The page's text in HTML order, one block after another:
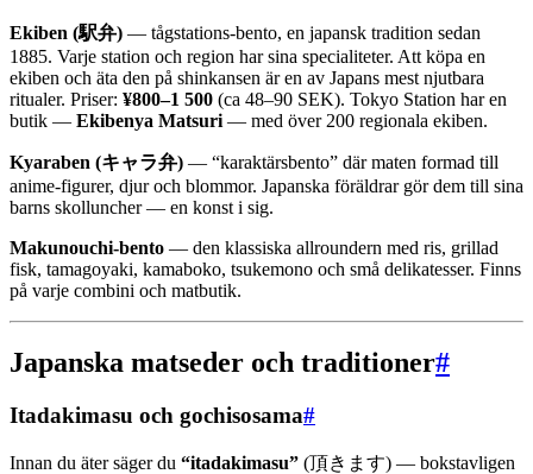
Ekiben (駅弁) — tågstations-bento, en japansk tradition sedan
1885. Varje station och region har sina specialiteter. Att köpa en
ekiben och äta den på shinkansen är en av Japans mest njutbara
ritualer. Priser: ¥800–1 500 (ca 48–90 SEK). Tokyo Station har en
butik — Ekibenya Matsuri — med över 200 regionala ekiben.
Kyaraben (キャラ弁) — “karaktärsbento” där maten formad till
anime-figurer, djur och blommor. Japanska föräldrar gör dem till sina
barns skolluncher — en konst i sig.
Makunouchi-bento — den klassiska allroundern med ris, grillad
fisk, tamagoyaki, kamaboko, tsukemono och små delikatesser. Finns
på varje combini och matbutik.
Japanska matseder och traditioner#
Itadakimasu och gochisosama#
Innan du äter säger du “itadakimasu” (頂きます) — bokstavligen